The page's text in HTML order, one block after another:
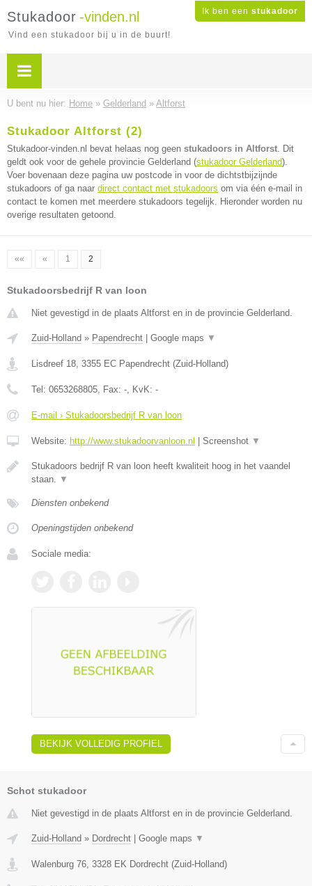
Ik ben een stukadoor
Stukadoor -vinden.nl
Vind een stukadoor bij u in de buurt!
U bent nu hier: Home » Gelderland » Altforst
Stukadoor Altforst (2)
Stukadoor-vinden.nl bevat helaas nog geen stukadoors in Altforst. Dit
geldt ook voor de gehele provincie Gelderland (stukadoor Gelderland).
Voer bovenaan deze pagina uw postcode in voor de dichtstbijzijnde
stukadoors of ga naar direct contact met stukadoors om via één e-mail in
contact te komen met meerdere stukadoors tegelijk. Hieronder worden nu
overige resultaten getoond.
«« « 1 2
Stukadoorsbedrijf R van loon
Niet gevestigd in de plaats Altforst en in de provincie Gelderland.
Zuid-Holland » Papendrecht Google maps ▼
Lisdreef 18, 3355 EC Papendrecht (Zuid-Holland)
Tel: 0653268805, Fax: -, KvK: -
E-mail › Stukadoorsbedrijf R van loon
Website: http://www.stukadoorvanloon.nl Screenshot ▼
Stukadoors bedrijf R van loon heeft kwaliteit hoog in het vaandel
staan. ▼
Diensten onbekend
Openingstijden onbekend
Sociale media:
BEKIJK VOLLEDIG PROFIEL
Schot stukadoor
Niet gevestigd in de plaats Altforst en in de provincie Gelderland.
Zuid-Holland » Dordrecht | Google maps ▼
Walenburg 76 3328 EK Dordrecht (Zuid-Holland)